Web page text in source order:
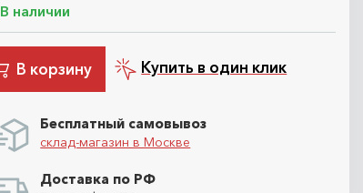
В наличии
В корзину Купить в один клик
Бесплатный самовывоз
склад-магазин в Москве
Доставка по РФ